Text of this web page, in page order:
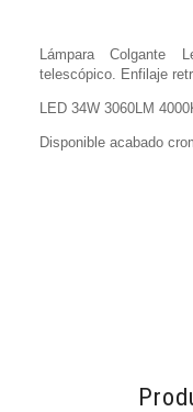
Lámpara Colgante
telescópico. Enfilaje
LED 34W 3060LM
Disponible acabado